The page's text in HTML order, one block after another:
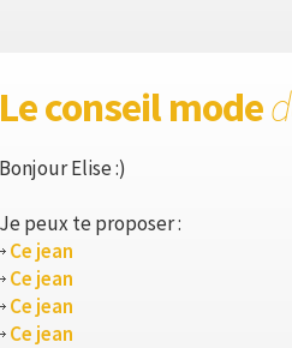
Le conseil mode
Bonjour Elise :)
Je peux te proposer :
Ce jean
Ce jean
Ce jean
Ce jean